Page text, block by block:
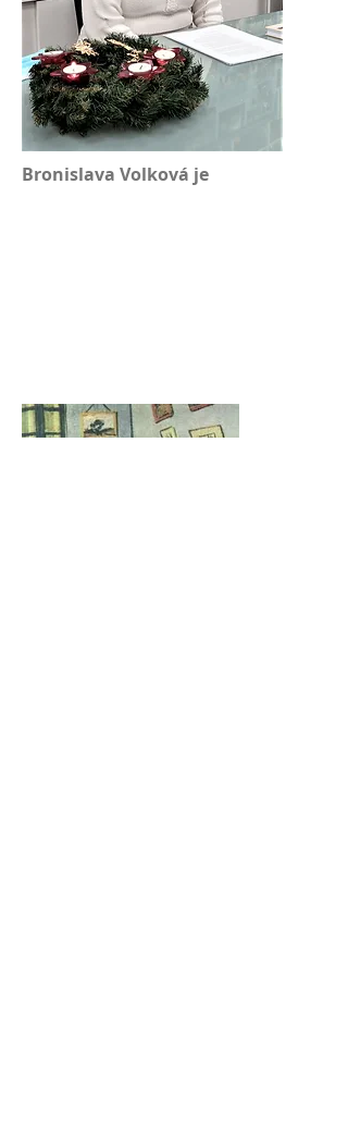
Bronislava Volková je